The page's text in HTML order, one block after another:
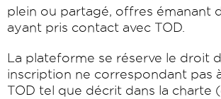
plein ou partagé, offres émanant
ayant pris contact avec TOD.
La plateforme se réserve le droit
inscription ne correspondant pas
TOD tel que décrit dans la charte